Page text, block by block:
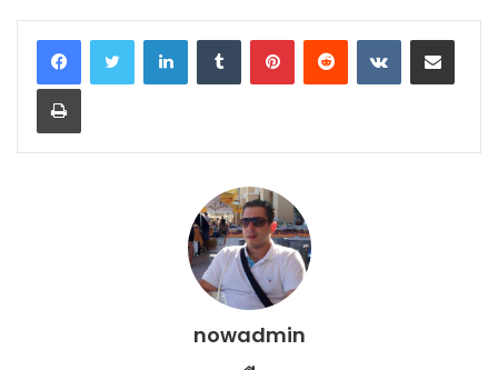
LinkedInTumblr PinterestReddit VKontakteShare via Email
Print
nowadmin